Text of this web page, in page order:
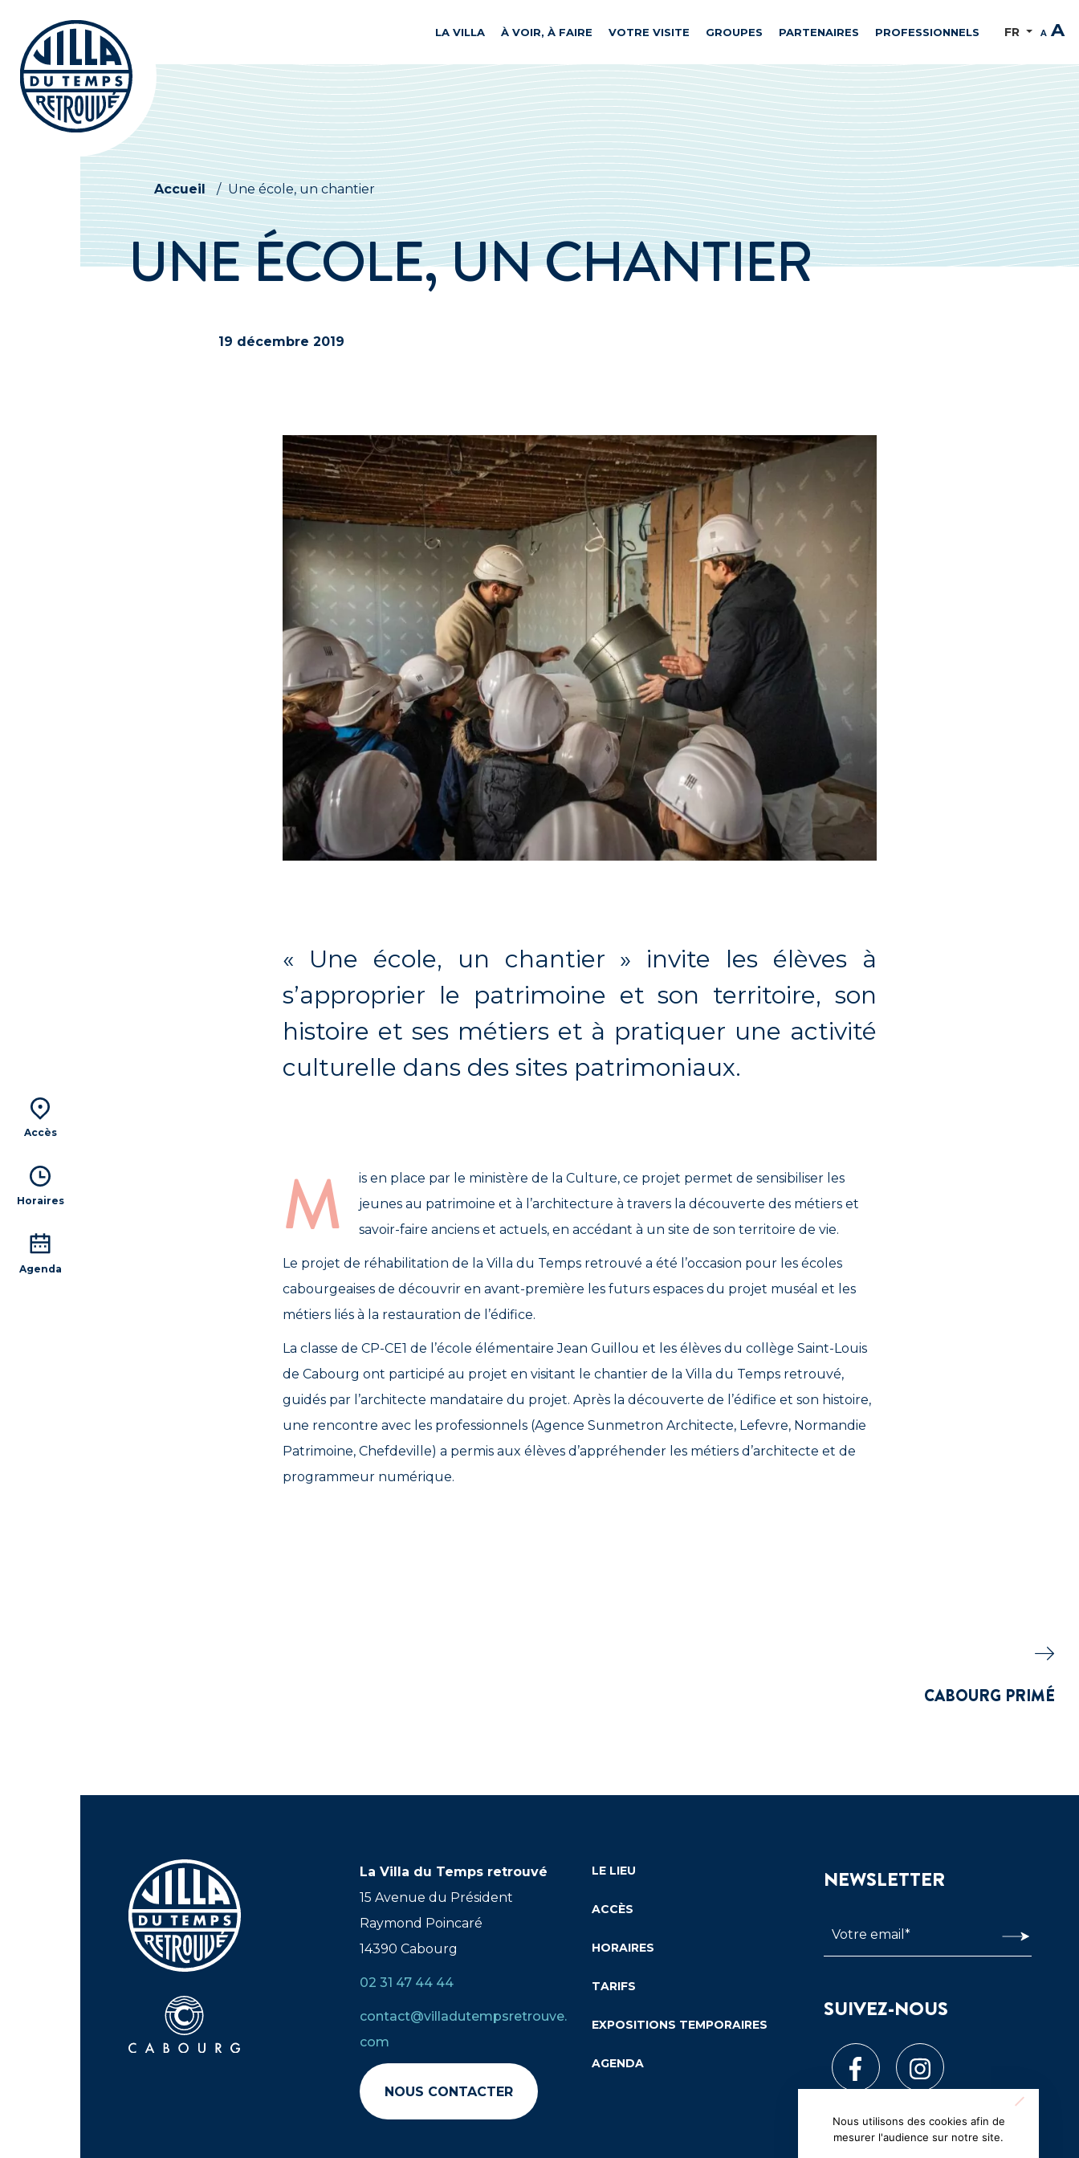
LA VILLA À VOIR, À FAIRE VOTRE VISITE GROUPES PARTENAIRES PROFESSIONNELS FR A A
Accueil / Une école, un chantier
UNE ÉCOLE, UN CHANTIER
19 décembre 2019
« Une école, un chantier » invite les élèves à
s’approprier le patrimoine et son territoire, son
histoire et ses métiers et à pratiquer une activité
culturelle dans des sites patrimoniaux.
M
is en place par le ministère de la Culture, ce projet permet de sensibiliser les
jeunes au patrimoine et à l’architecture à travers la découverte des métiers et
savoir-faire anciens et actuels, en accédant à un site de son territoire de vie.
Le projet de réhabilitation de la Villa du Temps retrouvé a été l’occasion pour les écoles
cabourgeaises de découvrir en avant-première les futurs espaces du projet muséal et les
métiers liés à la restauration de l’édifice.
La classe de CP-CE1 de l’école élémentaire Jean Guillou et les élèves du collège Saint-Louis
de Cabourg ont participé au projet en visitant le chantier de la Villa du Temps retrouvé,
guidés par l’architecte mandataire du projet. Après la découverte de l’édifice et son histoire,
une rencontre avec les professionnels (Agence Sunmetron Architecte, Lefevre, Normandie
Patrimoine, Chefdeville) a permis aux élèves d’appréhender les métiers d’architecte et de
programmeur numérique.
CABOURG PRIMÉ
La Villa du Temps retrouvé
15 Avenue du Président
Raymond Poincaré
14390 Cabourg
02 31 47 44 44
contact@villadutempsretrouve.
com
NOUS CONTACTER
LE LIEU
ACCÈS
HORAIRES
TARIFS
EXPOSITIONS TEMPORAIRES
AGENDA
NEWSLETTER
SUIVEZ-NOUS
Accès
Horaires
Agenda
Nous utilisons des cookies afin de
mesurer l'audience sur notre site.